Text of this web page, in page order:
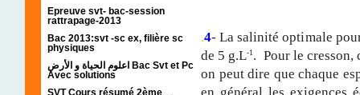
Epreuve svt- bac-session
rattrapage-2013
Bac 2013:svt -sc ex, filière sc
physiques
اعلوم الحياة و الأرض Bac Svt et Pc
Avec solutions
SVT Cours résumé 2ème
.4- La salinité optimale
de 5 g.L-1 . Pour le cresson,
on peut dire que chaque